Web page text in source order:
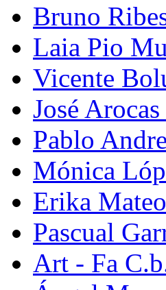
Bruno
Laia Pio
Vicente
José
Pablo
Mónica
Erika
Pascual
Art - Fa